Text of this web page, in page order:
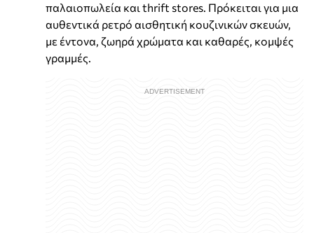
παλαιοπωλεία και thrift stores. Πρόκειται για μια
αυθεντικά ρετρό αισθητική κουζινικών σκευών,
με έντονα, ζωηρά χρώματα και καθαρές, κομψές
γραμμές.